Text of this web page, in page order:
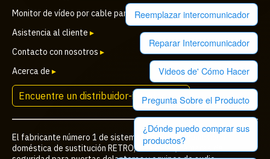
Monitor de vídeo por cable para puertas y a color de seguridad
Asistencia al cliente ▸
Contacto con nosotros ▸
Acerca de ▸
Encuentre un distribuidor-instalador ▸
El fabricante número 1 de sistemas de intercomunicación
doméstica de sustitución RETRO, altavoces, cámaras de
Reemplazar intercomunicador
Reparar Intercomunicador
Videos de' Cómo Hacer
Pregunta Sobre el Producto
¿Dónde puedo comprar sus
productos?